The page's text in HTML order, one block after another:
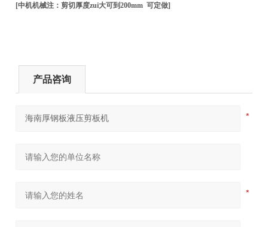
[中机机械注：剪切厚度zui大可到200mm 可定做]
产品咨询